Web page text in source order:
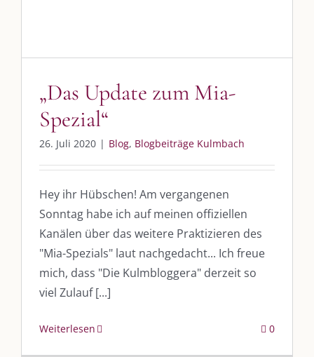
„Das Update zum Mia-
Spezial“
26. Juli 2020 | Blog, Blogbeiträge Kulmbach
Hey ihr Hübschen! Am vergangenen
Sonntag habe ich auf meinen offiziellen
Kanälen über das weitere Praktizieren des
"Mia-Spezials" laut nachgedacht... Ich freue
mich, dass "Die Kulmbloggera" derzeit so
viel Zulauf [...]
Weiterlesen 0